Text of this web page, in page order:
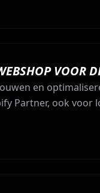
VOOR
en
Partner, ook voor